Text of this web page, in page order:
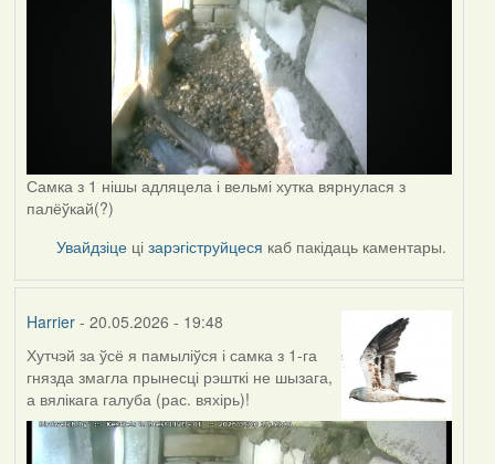
Самка з 1 нішы адляцела і вельмі хутка вярнулася з
палёўкай(?)
Увайдзіце цізарэгіструйцеся каб пакідаць каментары.
Harrier- 20.05.2026 - 19:48
Хутчэй за ўсё я памыліўся і самка з 1-га
гнязда змагла прынесці рэшткі не шызага,
а вялікага галуба (рас. вяхірь)!